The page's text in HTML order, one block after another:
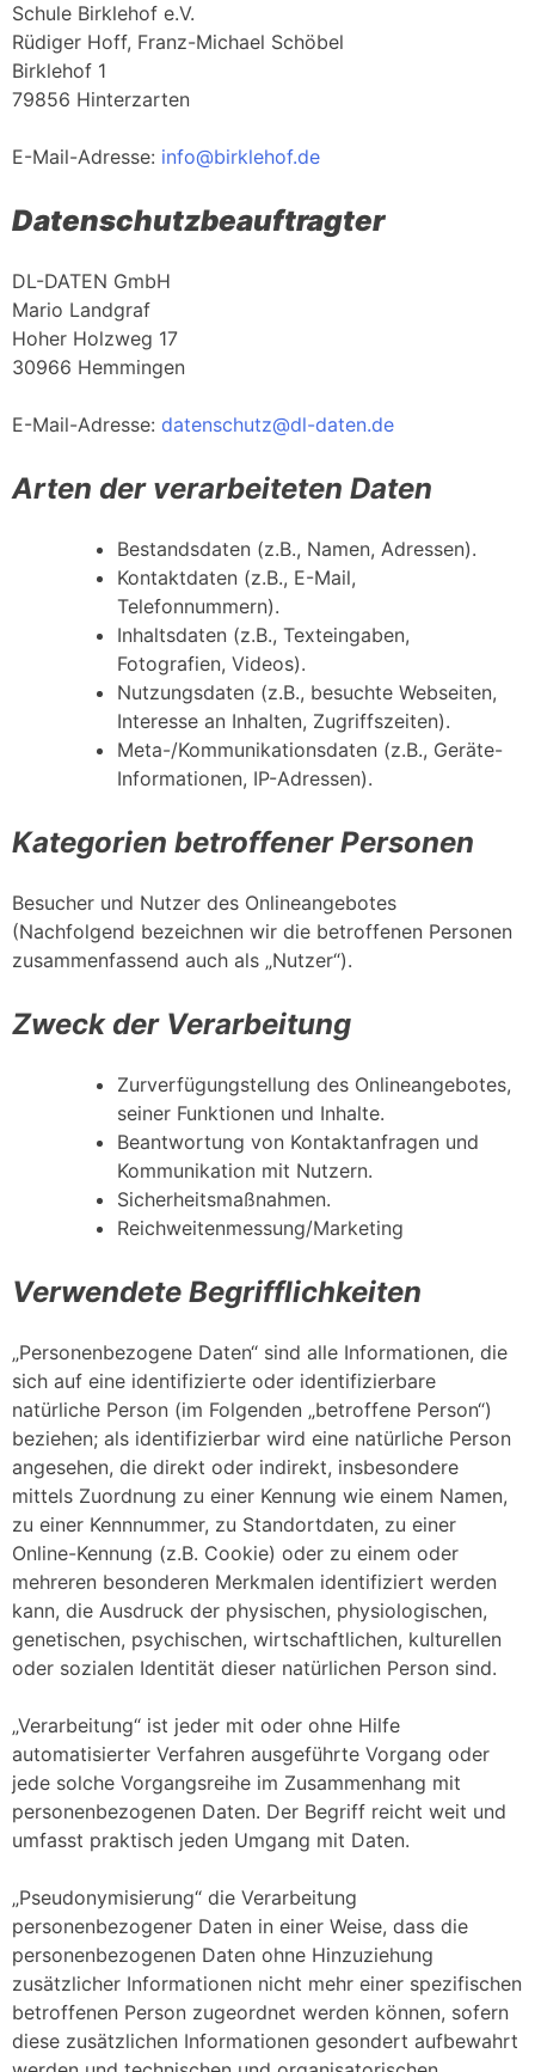
Schule Birklehof e.V.
Rüdiger Hoff, Franz-Michael Schöbel
Birklehof 1
79856 Hinterzarten
E-Mail-Adresse: info@birklehof.de
Datenschutzbeauftragter
DL-DATEN GmbH
Mario Landgraf
Hoher Holzweg 17
30966 Hemmingen
E-Mail-Adresse: datenschutz@dl-daten.de
Arten der verarbeiteten Daten
Bestandsdaten (z.B., Namen, Adressen).
Kontaktdaten (z.B., E-Mail,
Telefonnummern).
Inhaltsdaten (z.B., Texteingaben,
Fotografien, Videos).
Nutzungsdaten (z.B., besuchte Webseiten,
Interesse an Inhalten, Zugriffszeiten).
Meta-/Kommunikationsdaten (z.B., Geräte-
Informationen, IP-Adressen).
Kategorien betroffener Personen
Besucher und Nutzer des Onlineangebotes
(Nachfolgend bezeichnen wir die betroffenen Personen
zusammenfassend auch als „Nutzer“).
Zweck der Verarbeitung
Zurverfügungstellung des Onlineangebotes,
seiner Funktionen und Inhalte.
Beantwortung von Kontaktanfragen und
Kommunikation mit Nutzern.
Sicherheitsmaßnahmen.
Reichweitenmessung/Marketing
Verwendete Begrifflichkeiten
„Personenbezogene Daten“ sind alle Informationen, die
sich auf eine identifizierte oder identifizierbare
natürliche Person (im Folgenden „betroffene Person“)
beziehen; als identifizierbar wird eine natürliche Person
angesehen, die direkt oder indirekt, insbesondere
mittels Zuordnung zu einer Kennung wie einem Namen,
zu einer Kennnummer, zu Standortdaten, zu einer
Online-Kennung (z.B. Cookie) oder zu einem oder
mehreren besonderen Merkmalen identifiziert werden
kann, die Ausdruck der physischen, physiologischen,
genetischen, psychischen, wirtschaftlichen, kulturellen
oder sozialen Identität dieser natürlichen Person sind.
„Verarbeitung“ ist jeder mit oder ohne Hilfe
automatisierter Verfahren ausgeführte Vorgang oder
jede solche Vorgangsreihe im Zusammenhang mit
personenbezogenen Daten. Der Begriff reicht weit und
umfasst praktisch jeden Umgang mit Daten.
„Pseudonymisierung“ die Verarbeitung
personenbezogener Daten in einer Weise, dass die
personenbezogenen Daten ohne Hinzuziehung
zusätzlicher Informationen nicht mehr einer spezifischen
betroffenen Person zugeordnet werden können, sofern
diese zusätzlichen Informationen gesondert aufbewahrt